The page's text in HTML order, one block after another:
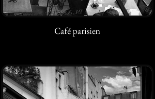
Café parisien